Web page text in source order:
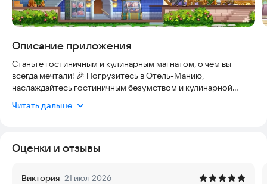
Описание приложения
Станьте гостиничным и кулинарным магнатом, о чем вы
всегда мечтали! 🎉 Погрузитесь в Отель-Манию,
наслаждайтесь гостиничным безумством и кулинарной
Объедините свой персонал, управляйте множеством
элементами тайм-менеджмента подарит вам незабываемые
Читать дальше
Оценки и отзывы
Виктория 21 июл 2026